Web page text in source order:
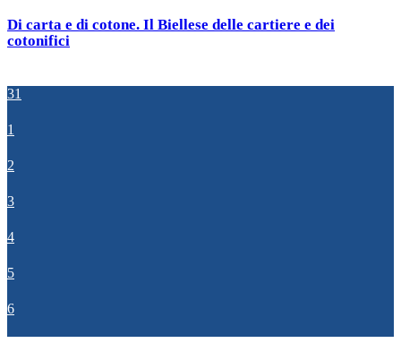
Di carta e di cotone. Il Biellese delle cartiere e dei
cotonifici
31
1
2
3
4
5
6